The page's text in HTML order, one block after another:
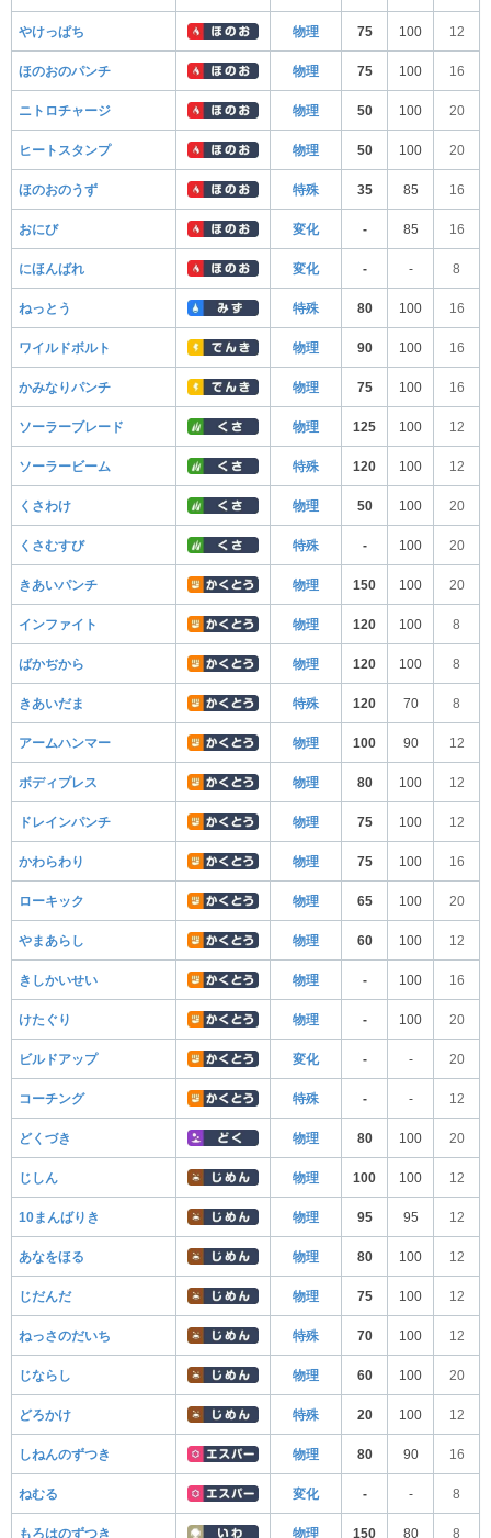
やけっぱち 物理 75 100 12
ほのおのパンチ 物理 75 100 16
ニトロチャージ 物理 50 100 20
ヒートスタンプ 物理 50 100 20
ほのおのうず 特殊 35 85 16
おにび 変化 - 85 16
にほんばれ 変化 - - 8
ねっとう 特殊 80 100 16
ワイルドボルト 物理 90 100 16
かみなりパンチ 物理 75 100 16
ソーラーブレード 物理 125 100 12
ソーラービーム 特殊 120 100 12
くさわけ 物理 50 100 20
くさむすび 特殊 - 100 20
きあいパンチ 物理 150 100 20
インファイト 物理 120 100 8
ばかぢから 物理 120 100 8
きあいだま 特殊 120 70 8
アームハンマー 物理 100 90 12
ボディプレス 物理 80 100 12
ドレインパンチ 物理 75 100 12
かわらわり 物理 75 100 16
ローキック 物理 65 100 20
やまあらし 物理 60 100 12
きしかいせい 物理 - 100 16
けたぐり 物理 - 100 20
ビルドアップ 変化 - - 20
コーチング 特殊 - - 12
どくづき 物理 80 100 20
じしん 物理 100 100 12
10まんばりき 物理 95 95 12
あなをほる 物理 80 100 12
じだんだ 物理 75 100 12
ねっさのだいち 特殊 70 100 12
じならし 物理 60 100 20
どろかけ 特殊 20 100 12
しねんのずつき 物理 80 90 16
ねむる 変化 - - 8
もろはのずつき 物理 150 80 8